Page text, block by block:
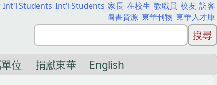
Int'l Students Int'l Students 家長 在校生 教職員 校友 訪客
圖書資源 東華刊物 東華人才庫
位 捐獻東華 English